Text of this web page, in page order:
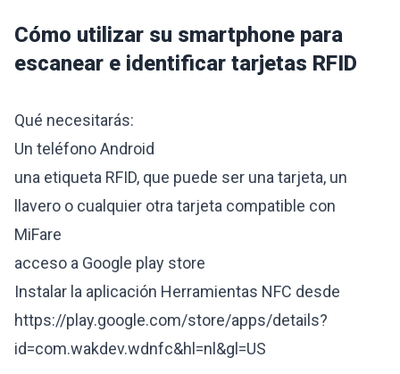
Cómo utilizar su smartphone para
escanear e identificar tarjetas RFID
Qué necesitarás:
Un teléfono Android
una etiqueta RFID, que puede ser una tarjeta, un
llavero o cualquier otra tarjeta compatible con
MiFare
acceso a Google play store
Instalar la aplicación Herramientas NFC desde
https://play.google.com/store/apps/details?
id=com.wakdev.wdnfc&hl=nl&gl=US